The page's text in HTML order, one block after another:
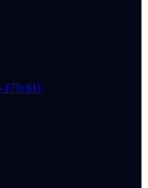
17h30)